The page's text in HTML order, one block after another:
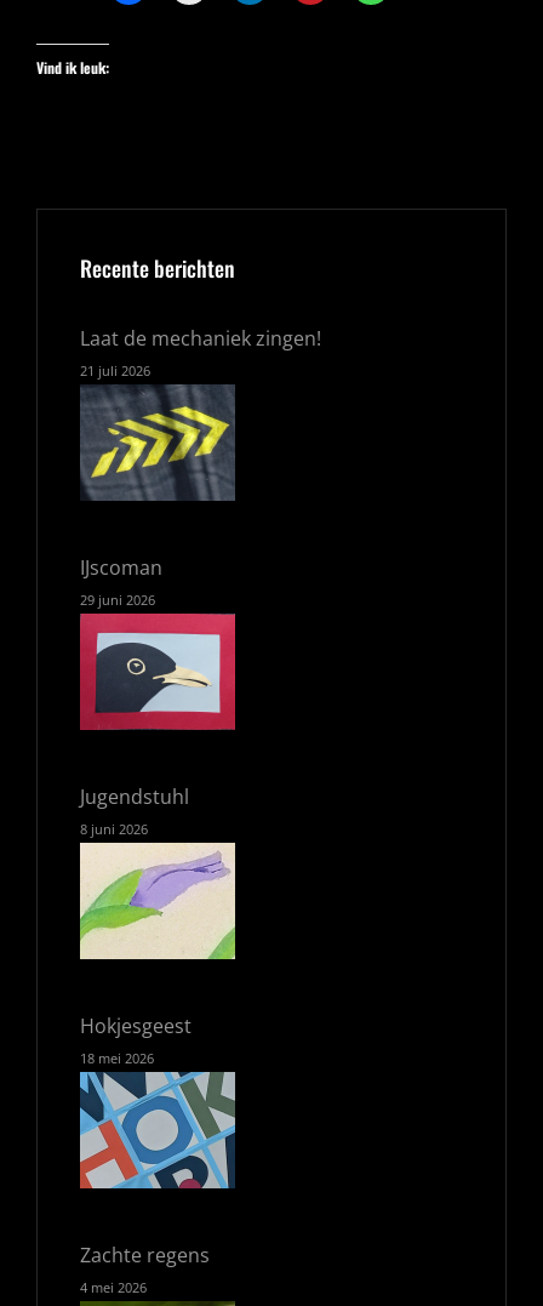
Vind ik leuk:
Recente berichten
Laat de mechaniek zingen!
21 juli 2026
IJscoman
29 juni 2026
Jugendstuhl
8 juni 2026
Hokjesgeest
18 mei 2026
Zachte regens
4 mei 2026